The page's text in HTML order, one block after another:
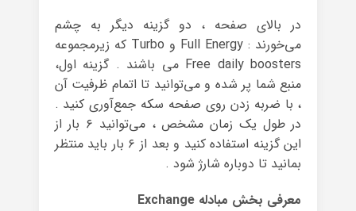
در بالای صفحه ، دو گزینه‌ دیگر به چشم
می‌خورند : Full Energy و Turbo که زیرمجموعه‌
Free daily boosters می باشند . گزینه‌ اول،
منبع شما پر شده و می‌توانید تا اتمام ظرفیت آن
، با ضربه زدن روی صفحه سکه جمع‌آوری کنید .
در طول یک زمان مشخص ، می‌توانید ۶ بار از
این گزینه استفاده کنید و بعد از ۶ بار باید منتظر
بمانید تا دوباره شارژ شود .
معرفی بخش مبادله Exchange